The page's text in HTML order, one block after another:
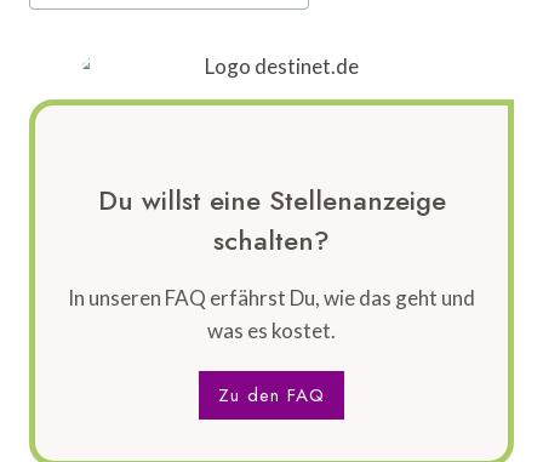
Du willst eine Stellenanzeige
schalten?
In unseren FAQ erfährst Du, wie das geht und
was es kostet.
Zu den FAQ